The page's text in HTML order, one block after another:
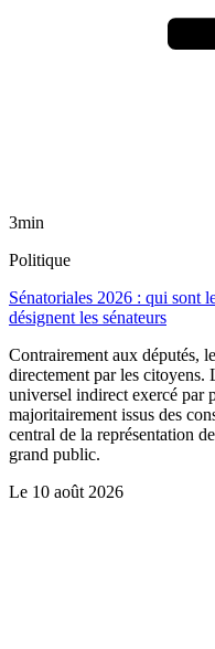
3min
Politique
Sénatoriales 2026 : qui sont
désignent les sénateurs
Contrairement aux députés,
directement par les citoyens.
universel indirect exercé par
majoritairement issus des
central de la représentation
grand public.
Le 10 août 2026